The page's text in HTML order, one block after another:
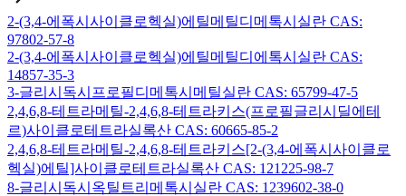
2-(3,4-에폭시사이클로헥실)에틸메틸디메톡시실란 CAS:
97802-57-8
2-(3,4-에폭시사이클로헥실)에틸메틸디에톡시실란 CAS:
14857-35-3
3-글리시독시프로필디메톡시메틸실란 CAS: 65799-47-5
2,4,6,8-테트라메틸-2,4,6,8-테트라키스(프로필글리시딜에테
르)사이클로테트라실록산 CAS: 60665-85-2
2,4,6,8-테트라메틸-2,4,6,8-테트라키스[2-(3,4-에폭시사이클로
헥실)에틸]사이클로테트라실록산 CAS: 121225-98-7
8-글리시독시옥틸트리메톡시실란 CAS: 1239602-38-0